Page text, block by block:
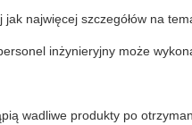
najwięcej szczegółów na
inżynieryjny może
wadliwe produkty po